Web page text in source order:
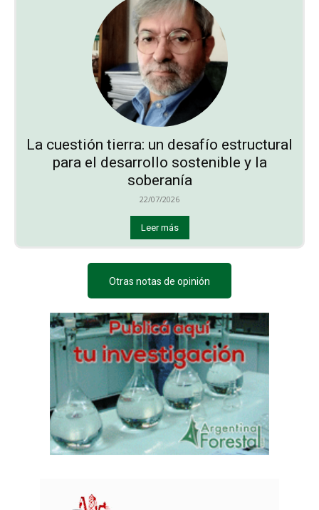
La cuestión tierra: un desafío estructural
para el desarrollo sostenible y la
soberanía
22/07/2026
Leer más
Otras notas de opinión